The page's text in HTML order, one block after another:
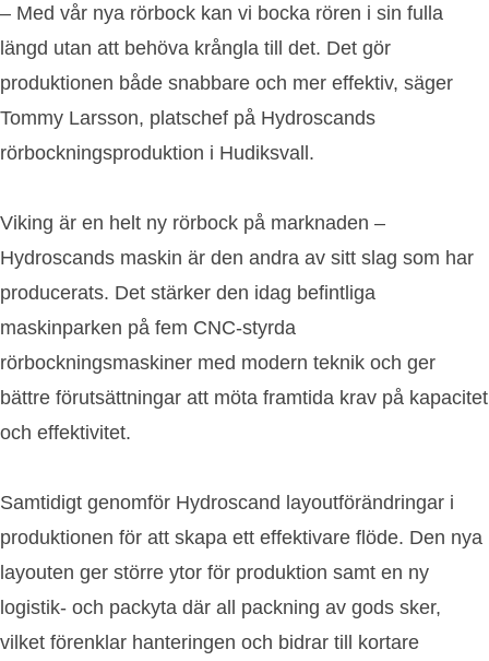
– Med vår nya rörbock kan vi bocka rören i sin fulla
längd utan att behöva krångla till det. Det gör
produktionen både snabbare och mer effektiv, säger
Tommy Larsson, platschef på Hydroscands
rörbockningsproduktion i Hudiksvall.
Viking är en helt ny rörbock på marknaden –
Hydroscands maskin är den andra av sitt slag som har
producerats. Det stärker den idag befintliga
maskinparken på fem CNC-styrda
rörbockningsmaskiner med modern teknik och ger
bättre förutsättningar att möta framtida krav på kapacitet
och effektivitet.
Samtidigt genomför Hydroscand layoutförändringar i
produktionen för att skapa ett effektivare flöde. Den nya
layouten ger större ytor för produktion samt en ny
logistik- och packyta där all packning av gods sker,
vilket förenklar hanteringen och bidrar till kortare